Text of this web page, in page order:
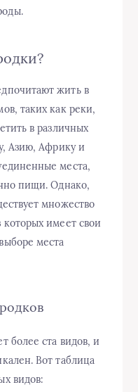
жить в
таких как реки,
в различных
Азию, Африку и
места,
пищи. Однако,
множество
имеет свои
места
более ста видов, и
Вот таблица
видов: